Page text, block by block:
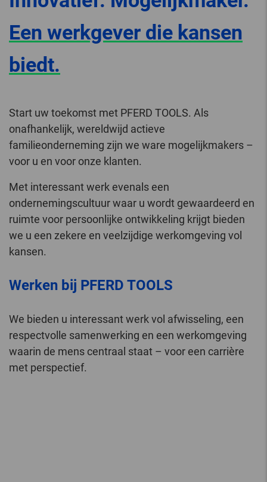
Een werkgever die kansen
biedt.
Start uw toekomst met PFERD TOOLS. Als
onafhankelijk, wereldwijd actieve
familieonderneming zijn we ware mogelijkmakers –
voor u en voor onze klanten.
Met interessant werk evenals een
ondernemingscultuur waar u wordt gewaardeerd en
ruimte voor persoonlijke ontwikkeling krijgt bieden
we u een zekere en veelzijdige werkomgeving vol
kansen.
Werken bij PFERD TOOLS
We bieden u interessant werk vol afwisseling, een
respectvolle samenwerking en een werkomgeving
waarin de mens centraal staat – voor een carrière
met perspectief.